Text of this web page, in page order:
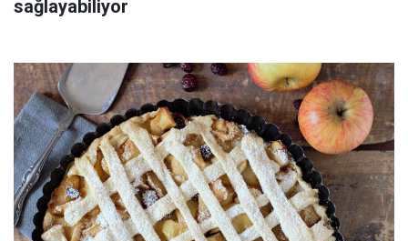
sağlayabiliyor